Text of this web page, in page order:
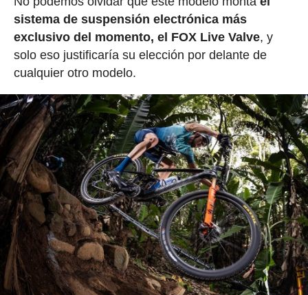
sistema de suspensión electrónica más
exclusivo del momento, el FOX Live Valve, y
solo eso justificaría su elección por delante de
cualquier otro modelo.